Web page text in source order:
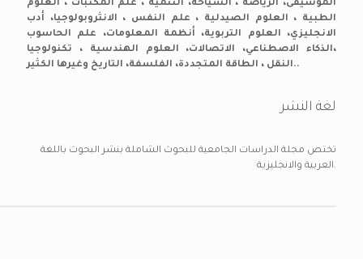
الموسيقى، الرياضة ، السياحة، التنمية ، علم المكتبات ، العلوم
الطبية ، العلوم الصيدلية ، علم النفس ، الانثروبولوجيا، أدب
الانجليزي، العلوم التربوية، أنظمة المعلومات، علم الحاسوب
،الذكاء الاصطناعي، الاتصالات، العلوم الهندسية ، تكنولوجيا
النقل ، الطاقة المتجددة، الفلسفة، التاريخ وغيرها الكثير..
لغة النشر
تختص مجلة الدراسات الجامعية للبحوث الشاملة بنشر البحوث باللغة
العربية والانجليزية.